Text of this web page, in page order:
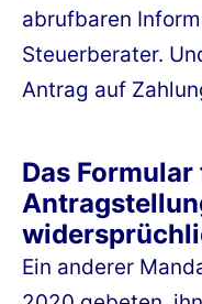
abrufbaren
Steuerberater.
Antrag auf
Das
Ein anderer